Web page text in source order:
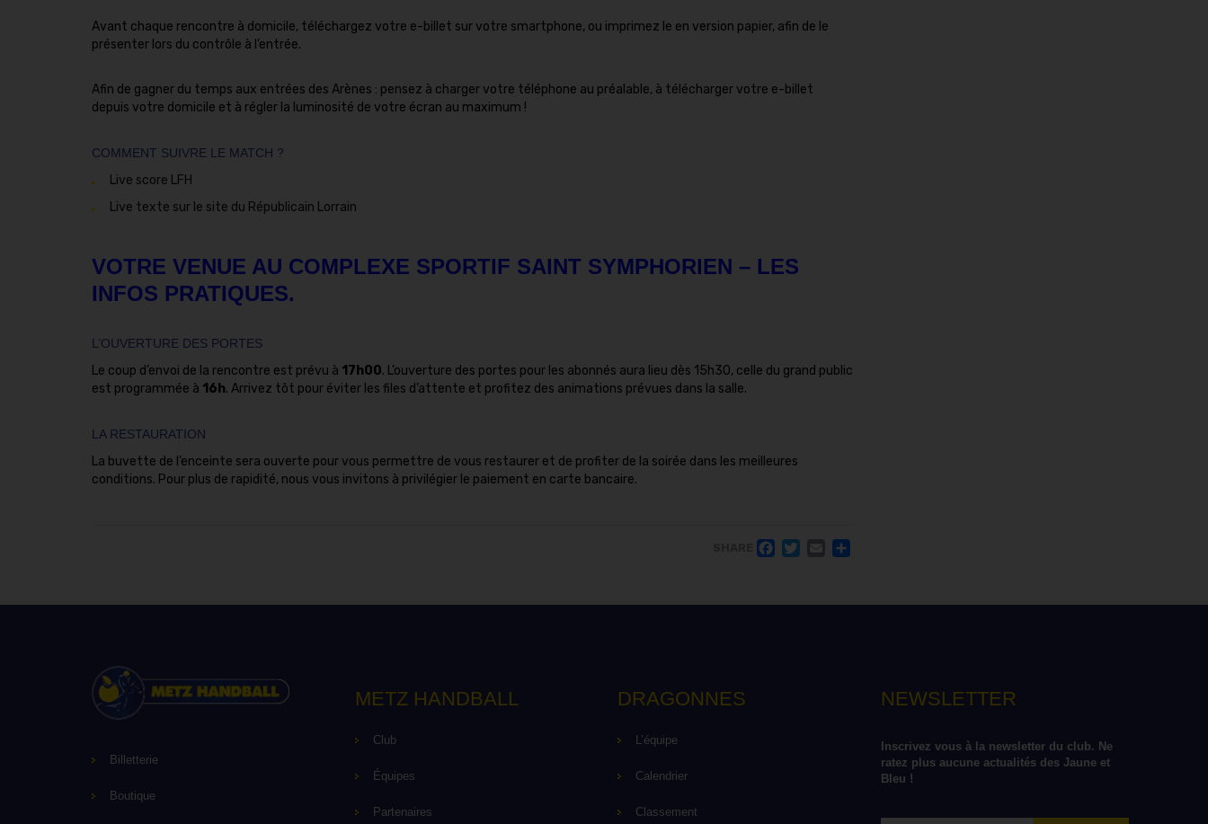
Avant chaque rencontre à domicile, téléchargez votre e-billet sur votre smartphone, ou imprimez le en version papier, afin de le
présenter lors du contrôle à l’entrée.
Afin de gagner du temps aux entrées des Arènes : pensez à charger votre téléphone au préalable, à télécharger votre e-billet
depuis votre domicile et à régler la luminosité de votre écran au maximum !
COMMENT SUIVRE LE MATCH ?
Live score LFH
Live texte sur le site du Républicain Lorrain
VOTRE VENUE AU COMPLEXE SPORTIF SAINT SYMPHORIEN – LES
INFOS PRATIQUES.
L’OUVERTURE DES PORTES
Le coup d’envoi de la rencontre est prévu à 17h00. L’ouverture des portes pour les abonnés aura lieu dès 15h30, celle du grand public
est programmée à 16h. Arrivez tôt pour éviter les files d’attente et profitez des animations prévues dans la salle.
LA RESTAURATION
La buvette de l’enceinte sera ouverte pour vous permettre de vous restaurer et de profiter de la soirée dans les meilleures
conditions. Pour plus de rapidité, nous vous invitons à privilégier le paiement en carte bancaire.
FACEBOOK
TWITTER
EMAIL
PARTAGER
Billetterie
Boutique
METZ HANDBALL
Club
Équipes
Partenaires
DRAGONNES
L’équipe
Calendrier
Classement
NEWSLETTER
Inscrivez vous à la newsletter du club. Ne
ratez plus aucune actualités des Jaune et
Bleu !